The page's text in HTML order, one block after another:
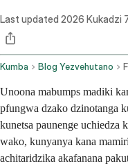
Last updated 2026 Kukadzi
Kumba Blog Yezvehutano
Unoona mabumps madiki
pfungwa dzako dzinotanga
kunetsa paunenge
wako, kunyanya kana
achitaridzika akafanana